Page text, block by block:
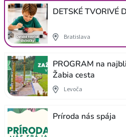
DETSKÉ TVORIVÉ
Bratislava
PROGRAM na
Žabia cesta
Levoča
Príroda nás spája